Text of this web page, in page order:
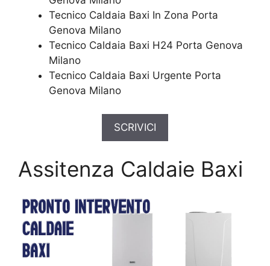
Tecnico Caldaia Baxi In Zona Porta
Genova Milano
Tecnico Caldaia Baxi H24 Porta Genova
Milano
Tecnico Caldaia Baxi Urgente Porta
Genova Milano
SCRIVICI
Assitenza Caldaie Baxi